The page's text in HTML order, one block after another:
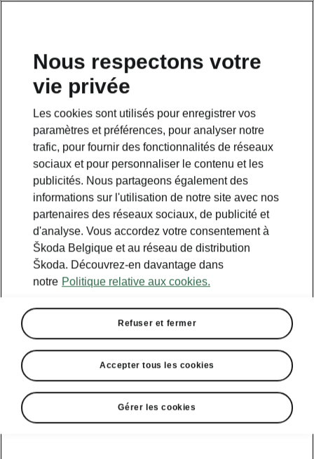
Planifiez ici votre voyage
Legend
Powerpass stations
Selected partners
IONITY
Standard stations
Nous respectons votre
vie privée
Les cookies sont utilisés pour enregistrer vos
paramètres et préférences, pour analyser notre
trafic, pour fournir des fonctionnalités de réseaux
sociaux et pour personnaliser le contenu et les
publicités. Nous partageons également des
informations sur l'utilisation de notre site avec nos
partenaires des réseaux sociaux, de publicité et
d'analyse. Vous accordez votre consentement à
Škoda Belgique et au réseau de distribution
Škoda. Découvrez-en davantage dans
notre Politique relative aux cookies.
Refuser et fermer
Accepter tous les cookies
Gérer les cookies